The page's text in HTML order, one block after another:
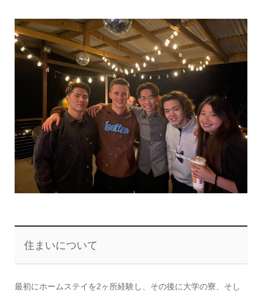
住まいについて
最初にホームステイを2ヶ所経験し、その後に大学の寮、そし